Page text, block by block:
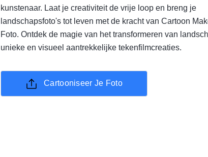
kunstenaar. Laat je creativiteit de vrije loop en breng je
landschapsfoto's tot leven met de kracht van Cartoon
Foto. Ontdek de magie van het transformeren van
unieke en visueel aantrekkelijke tekenfilmcreaties.
Cartooniseer Je Foto